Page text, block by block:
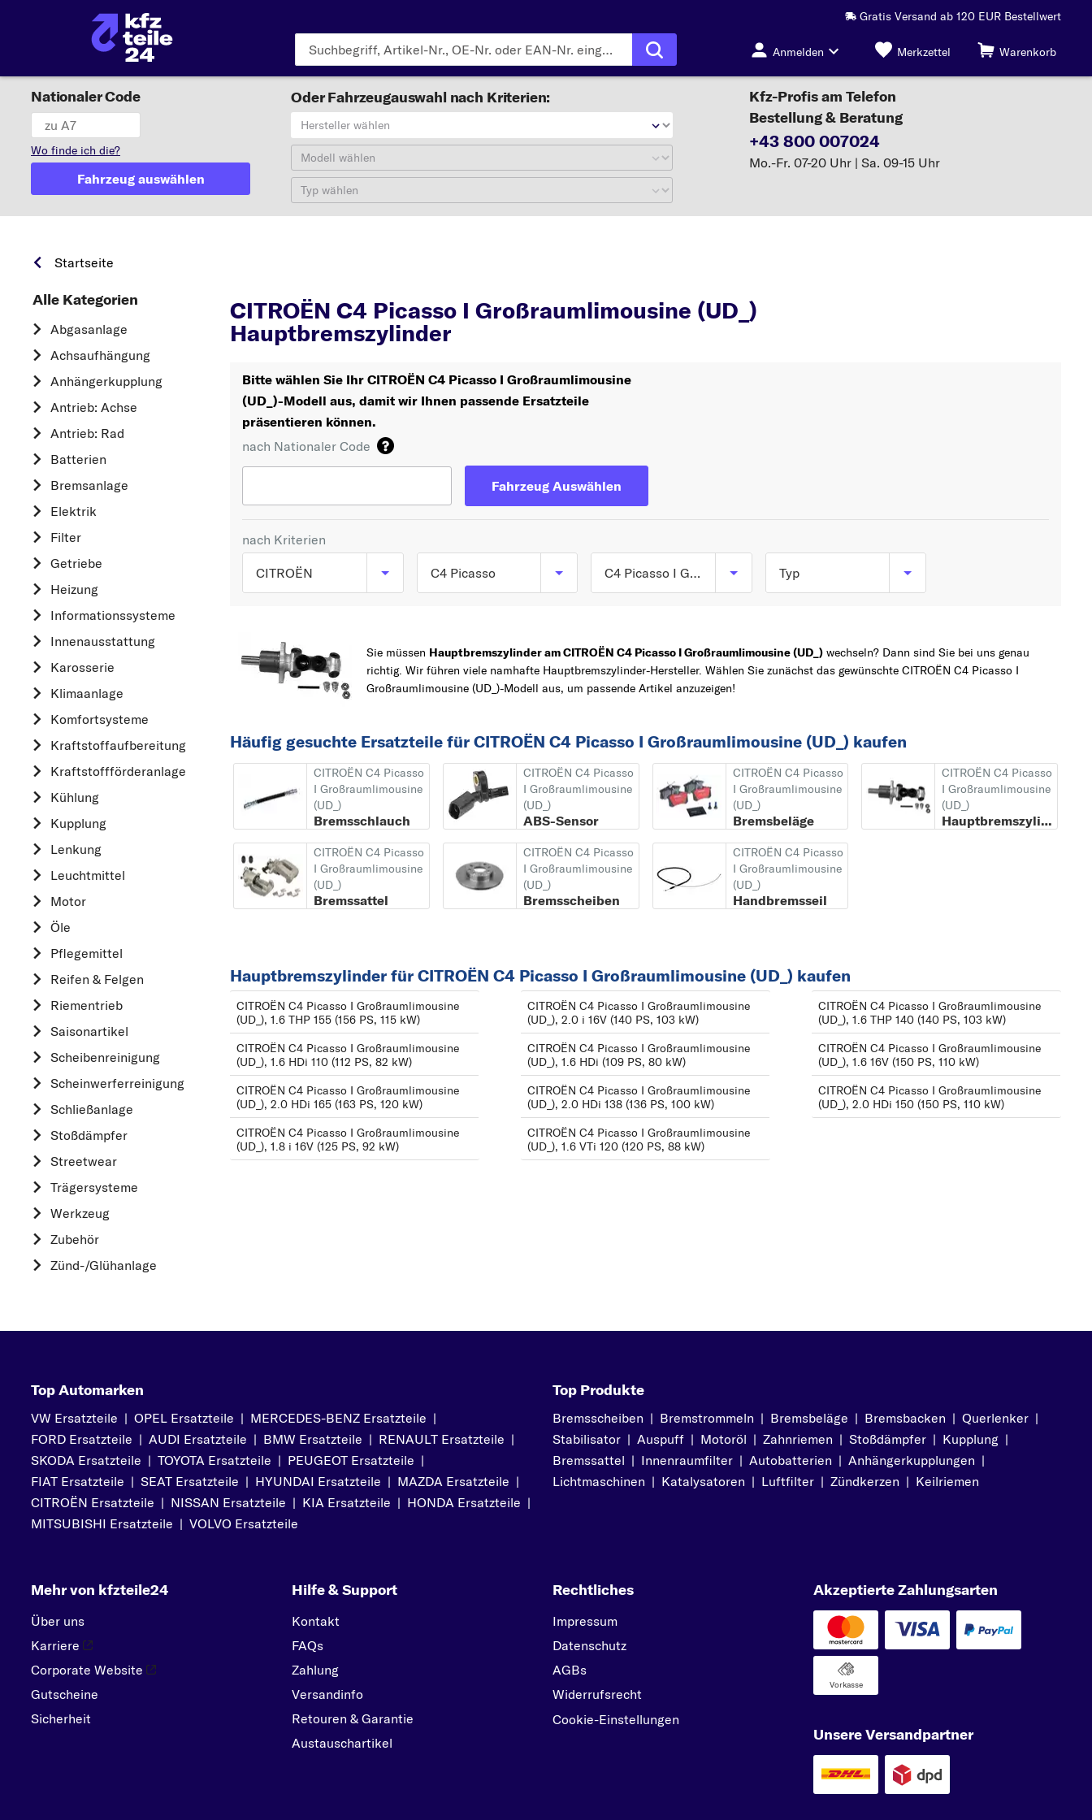
Gratis Versand ab 120 EUR Bestellwert
Anmelden Merkzettel Warenkorb
Nationaler Code
Wo finde ich die?
Fahrzeug auswählen
Oder Fahrzeugauswahl nach Kriterien:
Hersteller wählen
Modell wählen
Typ wählen
Kfz-Profis am Telefon
Bestellung & Beratung
+43 800 007024
Mo.-Fr. 07-20 Uhr | Sa. 09-15 Uhr
Startseite
Alle Kategorien
Abgasanlage
Achsaufhängung
Anhängerkupplung
Antrieb: Achse
Antrieb: Rad
Batterien
Bremsanlage
Elektrik
Filter
Getriebe
Heizung
Informationssysteme
Innenausstattung
Karosserie
Klimaanlage
Komfortsysteme
Kraftstoff­aufbereitung
Kraftstoff­förderanlage
Kühlung
Kupplung
Lenkung
Leuchtmittel
Motor
Öle
Pflegemittel
Reifen & Felgen
Riementrieb
Saisonartikel
Scheibenreinigung
Scheinwerferreinigung
Schließanlage
Stoßdämpfer
Streetwear
Trägersysteme
Werkzeug
Zubehör
Zünd-/Glühanlage
CITROËN C4 Picasso I Großraumlimousine (UD_)
Hauptbremszylinder
Bitte wählen Sie Ihr CITROËN C4 Picasso I Großraumlimousine
(UD_)-Modell aus, damit wir Ihnen passende Ersatzteile
präsentieren können.
nach Nationaler Code
Fahrzeug Auswählen
nach Kriterien
CITROËN
OPEL
MERCEDES-BENZ
AUDI
A
ALFA ROMEO
BMW
C
CHEVROLET
DACIA
DAIHATSU
F
FIAT
FORD
H
HONDA
HYUNDAI
MERCEDES-BENZ
NISSAN
O
OPEL
P
PEUGEOT
C4 Picasso
C1
BERLINGO
BERLINGO FIRST
C4
2 CV
BERLINGO
C
C1
C2
C3 Picasso
C4 CACTUS
C4 Grand Picasso
DS3
E
EVASION
JUMPER
JUMPY
C4 Picasso I Großraumlimousine (UD_) ab 10/2006 bis 10/2013
(UD_) ab 10/2006 bis
10/2013
02/2013
Typ
1.6 HDi (109 PS, 80
kW)
1.6 THP 140 (140 PS,
103 kW)
1.6 THP 155 (156 PS,
115 kW)
1.6 VTi 120 (120 PS, 88
1.8 i 16V (125 PS, 92
100 kW)
2.0 HDi 150 (150 PS,
110 kW)
2.0 HDi 165 (163 PS,
2.0 i 16V (140 PS, 103
Sie müssen Hauptbremszylinder am CITROËN C4 Picasso I Großraumlimousine (UD_) wechseln? Dann sind Sie bei uns genau
richtig. Wir führen viele namhafte Hauptbremszylinder-Hersteller. Wählen Sie zunächst das gewünschte CITROËN C4 Picasso I
Großraumlimousine (UD_)-Modell aus, um passende Artikel anzuzeigen!
Häufig gesuchte Ersatzteile für CITROËN C4 Picasso I Großraumlimousine (UD_) kaufen
CITROËN C4 Picasso
I Großraumlimousine
(UD_)
Bremsschlauch
CITROËN C4 Picasso
I Großraumlimousine
(UD_)
ABS-Sensor
CITROËN C4 Picasso
I Großraumlimousine
(UD_)
Bremsbeläge
CITROËN C4 Picasso
I Großraumlimousine
(UD_)
Hauptbremszylinder
CITROËN C4 Picasso
I Großraumlimousine
(UD_)
Bremssattel
CITROËN C4 Picasso
I Großraumlimousine
(UD_)
Bremsscheiben
CITROËN C4 Picasso
I Großraumlimousine
(UD_)
Handbremsseil
Hauptbremszylinder für CITROËN C4 Picasso I Großraumlimousine (UD_) kaufen
CITROËN C4 Picasso I Großraumlimousine
(UD_), 1.6 THP 155 (156 PS, 115 kW)
CITROËN C4 Picasso I Großraumlimousine
(UD_), 1.6 HDi 110 (112 PS, 82 kW)
CITROËN C4 Picasso I Großraumlimousine
(UD_), 2.0 HDi 165 (163 PS, 120 kW)
CITROËN C4 Picasso I Großraumlimousine
(UD_), 1.8 i 16V (125 PS, 92 kW)
CITROËN C4 Picasso I Großraumlimousine
(UD_), 2.0 i 16V (140 PS, 103 kW)
CITROËN C4 Picasso I Großraumlimousine
(UD_), 1.6 HDi (109 PS, 80 kW)
CITROËN C4 Picasso I Großraumlimousine
(UD_), 2.0 HDi 138 (136 PS, 100 kW)
CITROËN C4 Picasso I Großraumlimousine
(UD_), 1.6 VTi 120 (120 PS, 88 kW)
CITROËN C4 Picasso I Großraumlimousine
(UD_), 1.6 THP 140 (140 PS, 103 kW)
CITROËN C4 Picasso I Großraumlimousine
(UD_), 1.6 16V (150 PS, 110 kW)
CITROËN C4 Picasso I Großraumlimousine
(UD_), 2.0 HDi 150 (150 PS, 110 kW)
Top Automarken
VW Ersatzteile | OPEL Ersatzteile | MERCEDES-BENZ Ersatzteile |
FORD Ersatzteile | AUDI Ersatzteile | BMW Ersatzteile | RENAULT Ersatzteile |
SKODA Ersatzteile | TOYOTA Ersatzteile | PEUGEOT Ersatzteile |
FIAT Ersatzteile | SEAT Ersatzteile | HYUNDAI Ersatzteile | MAZDA Ersatzteile |
CITROËN Ersatzteile | NISSAN Ersatzteile | KIA Ersatzteile | HONDA Ersatzteile |
MITSUBISHI Ersatzteile | VOLVO Ersatzteile
Top Produkte
Bremsscheiben | Bremstrommeln | Bremsbeläge | Bremsbacken | Querlenker |
Stabilisator | Auspuff | Motoröl | Zahnriemen | Stoßdämpfer | Kupplung |
Bremssattel | Innenraumfilter | Autobatterien | Anhängerkupplungen |
Lichtmaschinen | Katalysatoren | Luftfilter | Zündkerzen | Keilriemen
Mehr von kfzteile24
Über uns
Karriere
Corporate Website
Gutscheine
Sicherheit
Hilfe & Support
Kontakt
FAQs
Zahlung
Versandinfo
Retouren & Garantie
Austauschartikel
Rechtliches
Impressum
Datenschutz
AGBs
Widerrufsrecht
Cookie-Einstellungen
Akzeptierte Zahlungsarten
Vorkasse
Unsere Versandpartner